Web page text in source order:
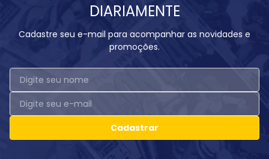
DIARIAMENTE
Cadastre seu e-mail para acompanhar as novidades e
promoções.
Cadastrar